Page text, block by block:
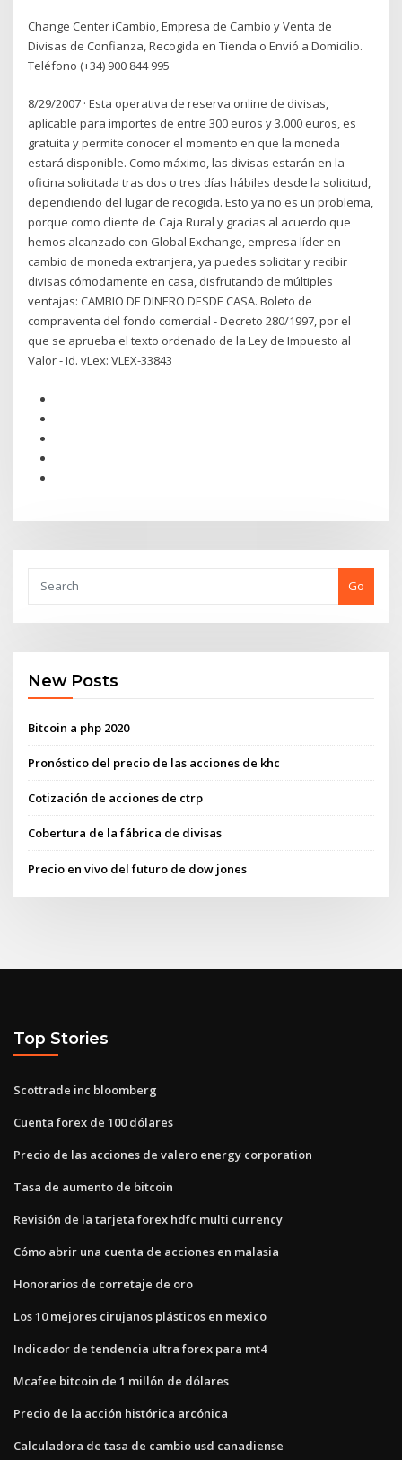
Change Center iCambio, Empresa de Cambio y Venta de
Divisas de Confianza, Recogida en Tienda o Envió a Domicilio.
Teléfono (+34) 900 844 995
8/29/2007 · Esta operativa de reserva online de divisas,
aplicable para importes de entre 300 euros y 3.000 euros, es
gratuita y permite conocer el momento en que la moneda
estará disponible. Como máximo, las divisas estarán en la
oficina solicitada tras dos o tres días hábiles desde la solicitud,
dependiendo del lugar de recogida. Esto ya no es un problema,
porque como cliente de Caja Rural y gracias al acuerdo que
hemos alcanzado con Global Exchange, empresa líder en
cambio de moneda extranjera, ya puedes solicitar y recibir
divisas cómodamente en casa, disfrutando de múltiples
ventajas: CAMBIO DE DINERO DESDE CASA. Boleto de
compraventa del fondo comercial - Decreto 280/1997, por el
que se aprueba el texto ordenado de la Ley de Impuesto al
Valor - Id. vLex: VLEX-33843
Go
New Posts
Bitcoin a php 2020
Pronóstico del precio de las acciones de khc
Cotización de acciones de ctrp
Cobertura de la fábrica de divisas
Precio en vivo del futuro de dow jones
Top Stories
Scottrade inc bloomberg
Cuenta forex de 100 dólares
Precio de las acciones de valero energy corporation
Tasa de aumento de bitcoin
Revisión de la tarjeta forex hdfc multi currency
Cómo abrir una cuenta de acciones en malasia
Honorarios de corretaje de oro
Los 10 mejores cirujanos plásticos en mexico
Indicador de tendencia ultra forex para mt4
Mcafee bitcoin de 1 millón de dólares
Precio de la acción histórica arcónica
Calculadora de tasa de cambio usd canadiense